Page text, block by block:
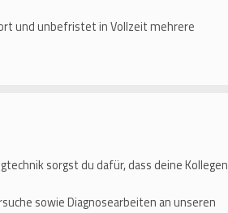
und unbefristet in Vollzeit mehrere
sorgst du dafür, dass deine Kollegen
sowie Diagnosearbeiten an unseren